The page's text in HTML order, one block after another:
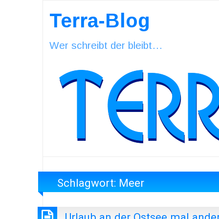
Terra-Blog
Wer schreibt der bleibt…
Schlagwort: Meer